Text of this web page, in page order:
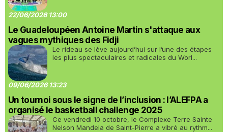
22/06/2026 13:00
Le Guadeloupéen Antoine Martin s'attaque aux
vagues mythiques des Fidji
Le rideau se lève aujourd’hui sur l’une des étapes
les plus spectaculaires et radicales du Worl...
09/06/2026 13:23
Un tournoi sous le signe de l’inclusion : l’ALEFPA a
organisé le basketball challenge 2025
Ce vendredi 10 octobre, le Complexe Terre Sainte
Nelson Mandela de Saint-Pierre a vibré au rythm...